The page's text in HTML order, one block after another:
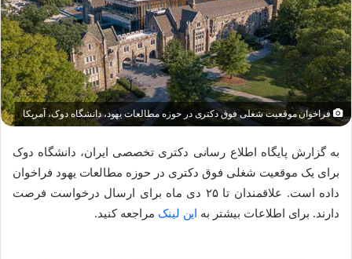
فراخوان موقعیت شغلی فوق دکتری در حوزه مطالعات یهود، دانشگاه دوک، آمریکا
به گزارش پایگاه اطلاع رسانی دکتری تخصصی ایران، دانشگاه دوک
برای یک موقعیت شغلی فوق دکتری در حوزه مطالعات یهود فراخوان
داده است. علاقمندان تا ۲۵ دی ماه برای ارسال درخواست فرصت
دارند. برای اطلاعات بیشتر به
این لینک مراجعه کنید.